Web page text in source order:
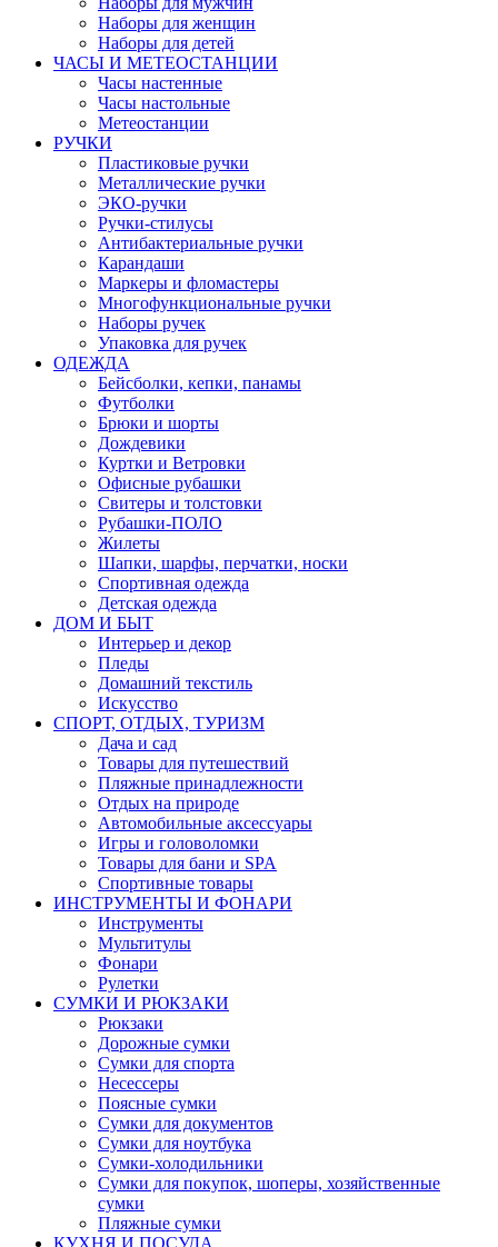
Наборы для женщин
Наборы для детей
ЧАСЫ И МЕТЕОСТАНЦИИ
Часы настенные
Часы настольные
Метеостанции
РУЧКИ
Пластиковые ручки
Металлические ручки
ЭКО-ручки
Ручки-стилусы
Антибактериальные ручки
Карандаши
Маркеры и фломастеры
Многофункциональные ручки
Наборы ручек
Упаковка для ручек
ОДЕЖДА
Бейсболки, кепки, панамы
Футболки
Брюки и шорты
Дождевики
Куртки и Ветровки
Офисные рубашки
Свитеры и толстовки
Рубашки-ПОЛО
Жилеты
Шапки, шарфы, перчатки, носки
Спортивная одежда
Детская одежда
ДОМ И БЫТ
Интерьер и декор
Пледы
Домашний текстиль
Искусство
СПОРТ, ОТДЫХ, ТУРИЗМ
Дача и сад
Товары для путешествий
Пляжные принадлежности
Отдых на природе
Автомобильные аксессуары
Игры и головоломки
Товары для бани и SPA
Спортивные товары
ИНСТРУМЕНТЫ И ФОНАРИ
Инструменты
Мультитулы
Фонари
Рулетки
СУМКИ И РЮКЗАКИ
Рюкзаки
Дорожные сумки
Сумки для спорта
Несессеры
Поясные сумки
Сумки для документов
Сумки для ноутбука
Сумки-холодильники
Сумки для покупок, шоперы, хозяйственные
сумки
Пляжные сумки
КУХНЯ И ПОСУДА